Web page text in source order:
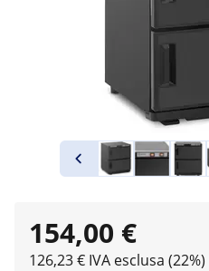
154,00 €
126,23 € IVA esclusa (22%)